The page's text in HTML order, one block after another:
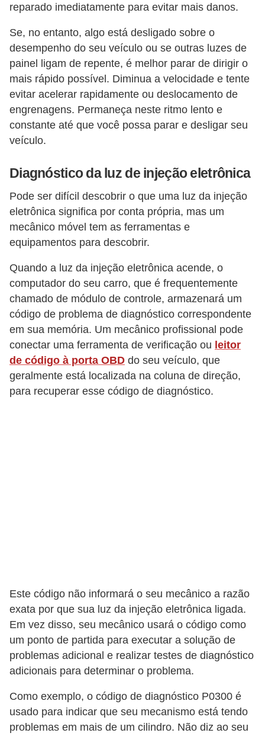
reparado imediatamente para evitar mais danos.
Se, no entanto, algo está desligado sobre o
desempenho do seu veículo ou se outras luzes de
painel ligam de repente, é melhor parar de dirigir o
mais rápido possível. Diminua a velocidade e tente
evitar acelerar rapidamente ou deslocamento de
engrenagens. Permaneça neste ritmo lento e
constante até que você possa parar e desligar seu
veículo.
Diagnóstico da luz de injeção eletrônica
Pode ser difícil descobrir o que uma luz da injeção
eletrônica significa por conta própria, mas um
mecânico móvel tem as ferramentas e
equipamentos para descobrir.
Quando a luz da injeção eletrônica acende, o
computador do seu carro, que é frequentemente
chamado de módulo de controle, armazenará um
código de problema de diagnóstico correspondente
em sua memória. Um mecânico profissional pode
conectar uma ferramenta de verificação ou leitor
de código à porta OBD do seu veículo, que
geralmente está localizada na coluna de direção,
para recuperar esse código de diagnóstico.
Este código não informará o seu mecânico a razão
exata por que sua luz da injeção eletrônica ligada.
Em vez disso, seu mecânico usará o código como
um ponto de partida para executar a solução de
problemas adicional e realizar testes de diagnóstico
adicionais para determinar o problema.
Como exemplo, o código de diagnóstico P0300 é
usado para indicar que seu mecanismo está tendo
problemas em mais de um cilindro. Não diz ao seu